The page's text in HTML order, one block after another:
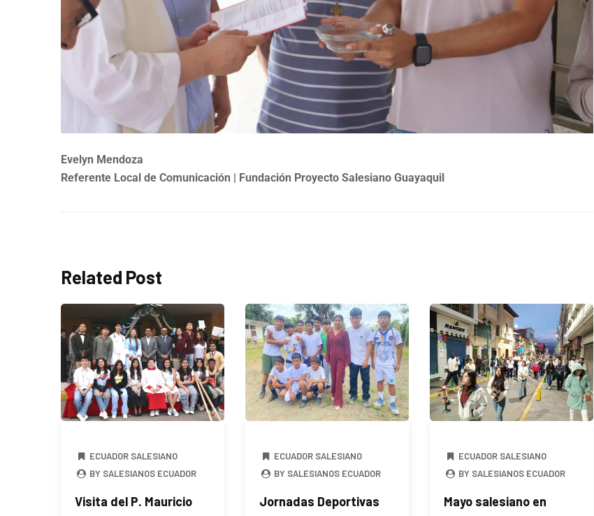
Evelyn Mendoza
Referente Local de Comunicación | Fundación Proyecto Salesiano Guayaquil
Related Post
ECUADOR SALESIANO
BY SALESIANOS ECUADOR
Visita del P. Mauricio
ECUADOR SALESIANO
BY SALESIANOS ECUADOR
Jornadas Deportivas
ECUADOR SALESIANO
BY SALESIANOS ECUADOR
Mayo salesiano en